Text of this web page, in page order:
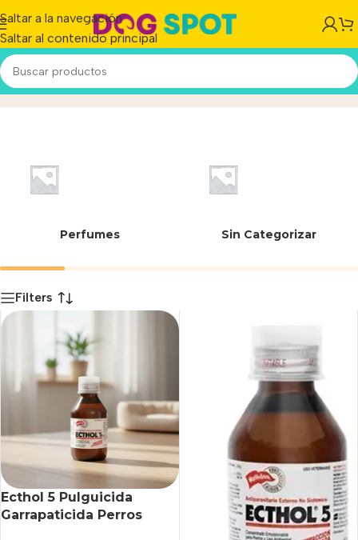
Saltar a la navegación
Saltar al contenido principal
FrascoInicio/Producto
Perfumes Sin Categorizar
Filters
Ecthol 5 Pulguicida
Garrapaticida Perros